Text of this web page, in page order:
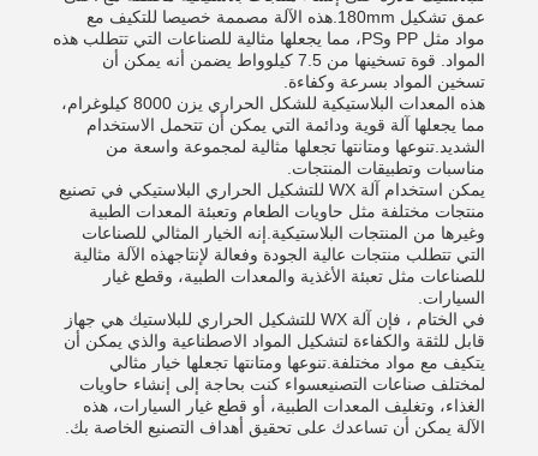
عمق تشكيل 180mm.هذه الآلة مصممة خصيصا للتكيف مع
مواد مثل PP وPS، مما يجعلها مثالية للصناعات التي تتطلب هذه
المواد. قوة تسخينها من 7.5 كيلوواط يضمن أنه يمكن أن
تسخين المواد بسرعة وكفاءة.
هذه المعدات البلاستيكية للشكل الحراري يزن 8000 كيلوغرام،
مما يجعلها آلة قوية ودائمة التي يمكن أن تتحمل الاستخدام
الشديد.تنوعها ومتانتها تجعلها مثالية لمجموعة واسعة من
مناسبات وتطبيقات المنتجات.
يمكن استخدام آلة WX للتشكيل الحراري البلاستيكي في تصنيع
منتجات مختلفة مثل حاويات الطعام وتعبئة المعدات الطبية
وغيرها من المنتجات البلاستيكية.إنه الخيار المثالي للصناعات
التي تتطلب منتجات عالية الجودة وفعالة لإنتاجهذه الآلة مثالية
للصناعات مثل تعبئة الأغذية والمعدات الطبية، وقطع غيار
السيارات.
في الختام ، فإن آلة WX للتشكيل الحراري للبلاستيك هي جهاز
قابل للثقة والكفاءة لتشكيل المواد الاصطناعية والذي يمكن أن
يتكيف مع مواد مختلفة.تنوعها ومتانتها تجعلها خيار مثالي
لمختلف صناعات التصنيعسواء كنت بحاجة إلى إنشاء حاويات
الغذاء، وتغليف المعدات الطبية، أو قطع غيار السيارات، هذه
الآلة يمكن أن تساعدك على تحقيق أهداف التصنيع الخاصة بك.